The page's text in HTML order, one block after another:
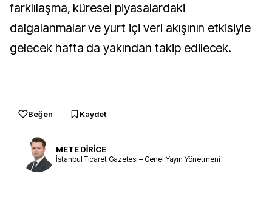
farklılaşma, küresel piyasalardaki
dalgalanmalar ve yurt içi veri akışının etkisiyle
gelecek hafta da yakından takip edilecek.
Beğen Kaydet
METE DİRİCE
İstanbul Ticaret Gazetesi – Genel Yayın Yönetmeni